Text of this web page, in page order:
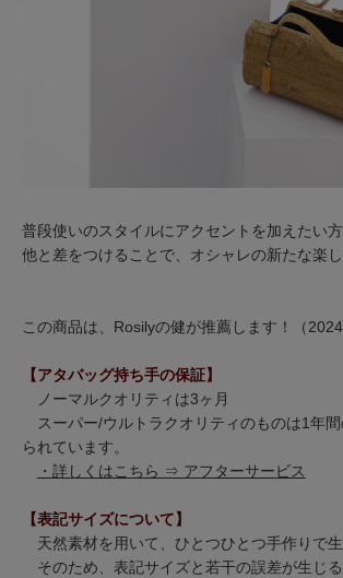
普段使いのスタイルにアクセントを加えたい方
他と差をつけることで、オシャレの新たな楽し
この商品は、Rosilyの健が推薦します！（2024
【アタバッグ持ち手の保証】
ノーマルクオリティは3ヶ月
スーパー/ウルトラクオリティのものは1年
られています。
・詳しくはこちら ⇒ アフターサービス
【表記サイズについて】
天然素材を用いて、ひとつひとつ手作りで生
そのため、表記サイズと若干の誤差が生じる